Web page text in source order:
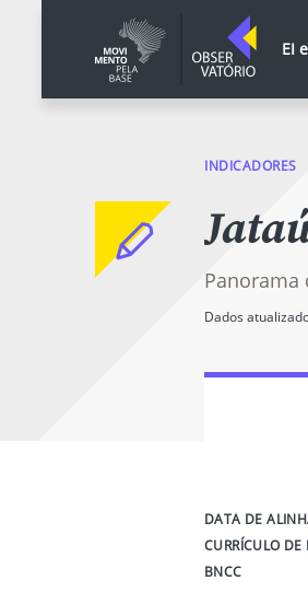
EI
INDICADORES
Panorama
Dados
DATA DE
CURRÍCULO DE
BNCC